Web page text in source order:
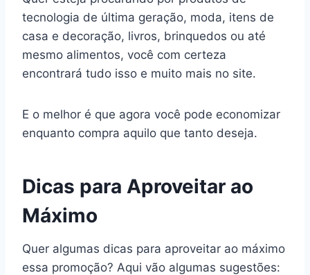
tecnologia de última geração, moda, itens de
casa e decoração, livros, brinquedos ou até
mesmo alimentos, você com certeza
encontrará tudo isso e muito mais no site.
E o melhor é que agora você pode economizar
enquanto compra aquilo que tanto deseja.
Dicas para Aproveitar ao
Máximo
Quer algumas dicas para aproveitar ao máximo
essa promoção? Aqui vão algumas sugestões: